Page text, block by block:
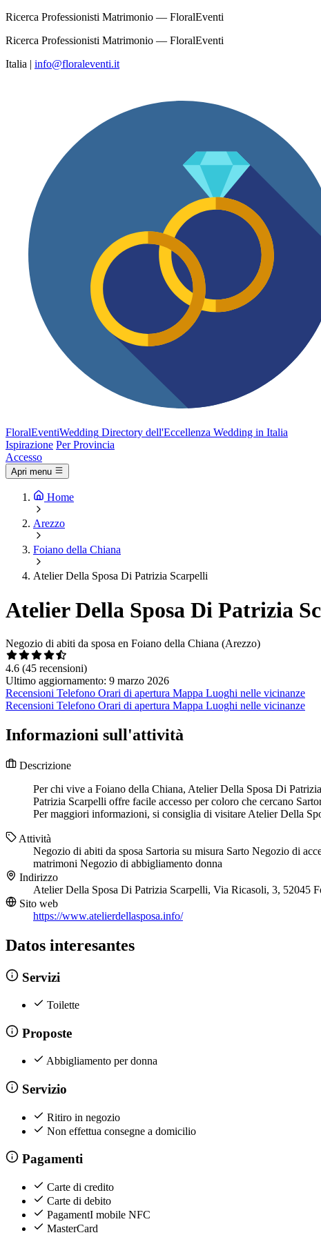
Ricerca Professionisti Matrimonio — FloralEventi
Ricerca Professionisti Matrimonio — FloralEventi
Italia | info@floraleventi.it
FloralEventiWedding Directory dell'Eccellenza Wedding in Italia
Ispirazione Per Provincia
Accesso
Apri menu
Home
Arezzo
Foiano della Chiana
Atelier Della Sposa Di Patrizia Scarpelli
Atelier Della Sposa Di Patrizia
Negozio di abiti da sposa en Foiano della Chiana (Arezzo)
4.6 (45 recensioni)
Ultimo aggiornamento: 9 marzo 2026
Recensioni Telefono Orari di apertura Mappa Luoghi nelle vicinanze
Recensioni Telefono Orari di apertura Mappa Luoghi nelle vicinanze
Informazioni sull'attività
Descrizione
Per chi vive a Foiano della Chiana, Atelier Della Sposa Di
Patrizia Scarpelli offre facile accesso per coloro che cercano
Per maggiori informazioni, si consiglia di visitare Atelier Della
Attività
Negozio di abiti da sposa Sartoria su misura Sarto Negozio di
matrimoni Negozio di abbigliamento donna
Indirizzo
Atelier Della Sposa Di Patrizia Scarpelli, Via Ricasoli, 3, 52045
Sito web
https://www.atelierdellasposa.info/
Datos interesantes
Servizi
Toilette
Proposte
Abbigliamento per donna
Servizio
Ritiro in negozio
Non effettua consegne a domicilio
Pagamenti
Carte di credito
Carte di debito
PagamentI mobile NFC
MasterCard